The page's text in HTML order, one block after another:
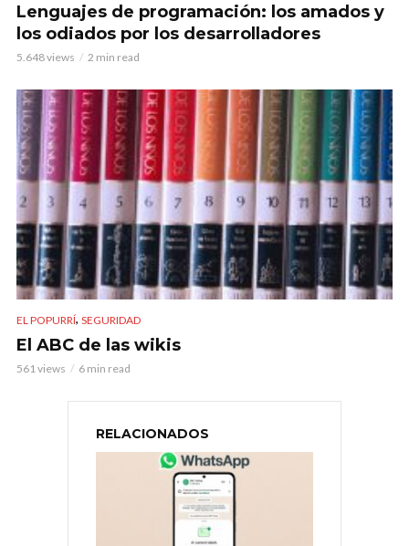
Lenguajes de programación: los amados y
los odiados por los desarrolladores
5.648 views 2 min read
EL POPURRÍ, SEGURIDAD
El ABC de las wikis
561 views 6 min read
RELACIONADOS